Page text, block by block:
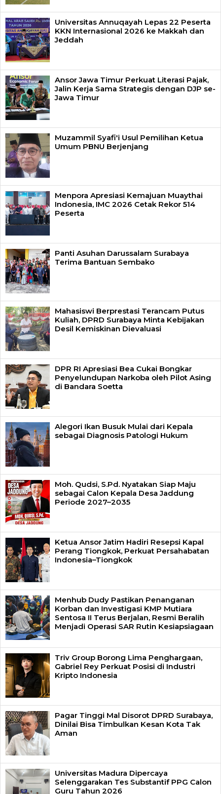
Universitas Annuqayah Lepas 22 Peserta
KKN Internasional 2026 ke Makkah dan
Jeddah
Ansor Jawa Timur Perkuat Literasi Pajak,
Jalin Kerja Sama Strategis dengan DJP se-
Jawa Timur
Muzammil Syafi'i Usul Pemilihan Ketua
Umum PBNU Berjenjang
Menpora Apresiasi Kemajuan Muaythai
Indonesia, IMC 2026 Cetak Rekor 514
Peserta
Panti Asuhan Darussalam Surabaya
Terima Bantuan Sembako
Mahasiswi Berprestasi Terancam Putus
Kuliah, DPRD Surabaya Minta Kebijakan
Desil Kemiskinan Dievaluasi
DPR RI Apresiasi Bea Cukai Bongkar
Penyelundupan Narkoba oleh Pilot Asing
di Bandara Soetta
Alegori Ikan Busuk Mulai dari Kepala
sebagai Diagnosis Patologi Hukum
Moh. Qudsi, S.Pd. Nyatakan Siap Maju
sebagai Calon Kepala Desa Jaddung
Periode 2027–2035
Ketua Ansor Jatim Hadiri Resepsi Kapal
Perang Tiongkok, Perkuat Persahabatan
Indonesia–Tiongkok
Menhub Dudy Pastikan Penanganan
Korban dan Investigasi KMP Mutiara
Sentosa II Terus Berjalan, Resmi Beralih
Menjadi Operasi SAR Rutin Kesiapsiagaan
Triv Group Borong Lima Penghargaan,
Gabriel Rey Perkuat Posisi di Industri
Kripto Indonesia
Pagar Tinggi Mal Disorot DPRD Surabaya,
Dinilai Bisa Timbulkan Kesan Kota Tak
Aman
Universitas Madura Dipercaya
Selenggarakan Tes Substantif PPG Calon
Guru Tahun 2026